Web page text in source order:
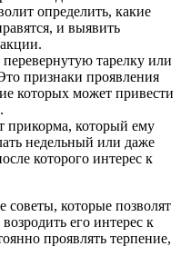
определить, какие
и выявить
перевернутую тарелку или
признаки проявления
которых может привести
прикорма, который ему
недельный или даже
которого интерес к
советы, которые позволят
его интерес к
проявлять терпение,